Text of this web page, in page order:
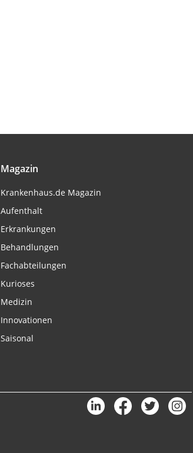
Magazin
Krankenhaus.de Magazin
Aufenthalt
Erkrankungen
Behandlungen
Fachabteilungen
Kurioses
Medizin
Innovationen
Saisonal